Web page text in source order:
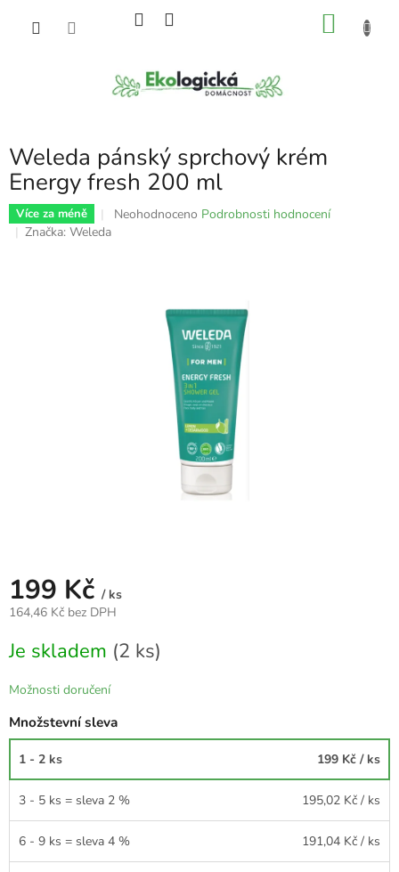
Weleda pánský sprchový krém
Energy fresh 200 ml
Více za méně
Průměrné
hvězdiček.
Neohodnoceno Podrobnosti hodnocení
Značka: Weleda
199 Kč / ks
164,46 Kč bez DPH
cena:
Je skladem (2 ks)
Možnosti doručení
Množstevní sleva
1 - 2 ks 199 Kč / ks
3 - 5 ks = sleva 2 % 195,02 Kč / ks
6 - 9 ks = sleva 4 % 191,04 Kč / ks